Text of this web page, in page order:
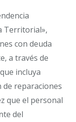
Territorial»,
con deuda
a través de
incluya
de reparaciones
que el personal
del